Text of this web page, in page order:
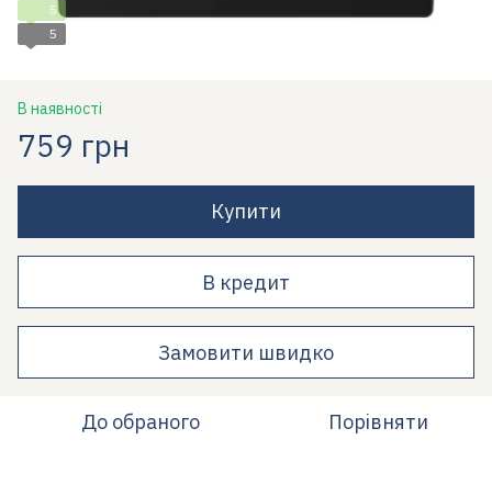
5
5
В наявності
759 грн
Купити
В кредит
Замовити швидко
До обраного Порівняти